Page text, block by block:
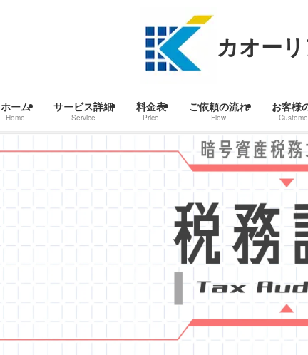
カオー
ホーム
Home
サービス詳細
Service
料金表
Price
ご依頼の流れ
Flow
お客様